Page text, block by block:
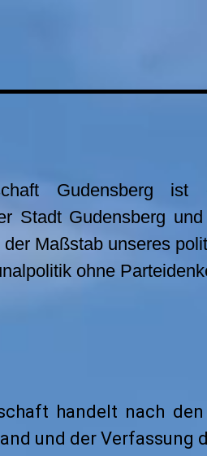
Gudensberg ist
Stadt Gudensberg
Maßstab unseres
ohne
handelt nach
und der Verfassung